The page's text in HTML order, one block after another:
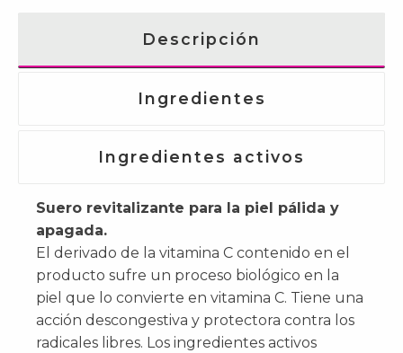
Descripción
Ingredientes
Ingredientes activos
Suero revitalizante para la piel pálida y
apagada.
El derivado de la vitamina C contenido en el
producto sufre un proceso biológico en la
piel que lo convierte en vitamina C. Tiene una
acción descongestiva y protectora contra los
radicales libres. Los ingredientes activos